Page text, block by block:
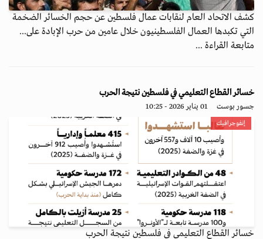
كشف الاتحاد العام لنقابات عمال فلسطين عن حجم الخسائر الضخمة
التي تكبدها العمال الفلسطينيون خلال عامين من حرب الإبادة على...
متابعة القراءة ...
خسائر القطاع التعليمي في فلسطين نتيجة الحرب
جسور بوست 01 يناير 2026 - 10:25
إنفوجرافيك
خسائر القطاع التعليمي في فلسطين نتيجة الحرب